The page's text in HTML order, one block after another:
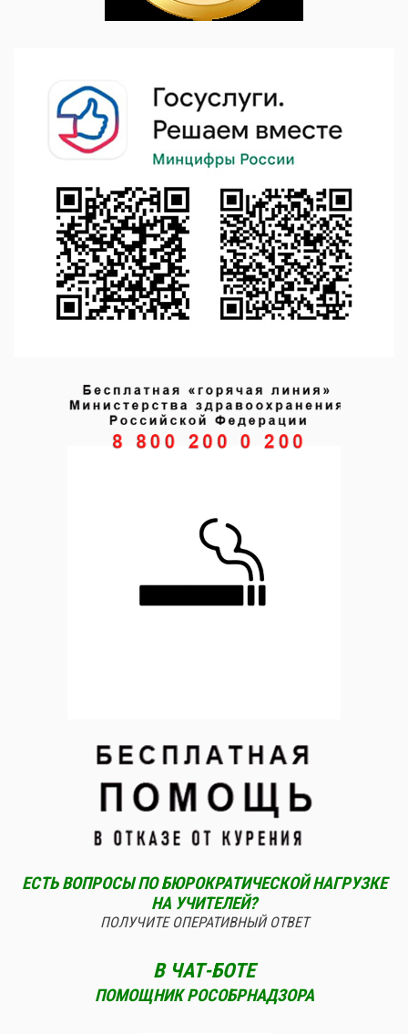
ЕСТЬ ВОПРОСЫ ПО БЮРОКРАТИЧЕСКОЙ НАГРУЗКЕ
НА УЧИТЕЛЕЙ?
ПОЛУЧИТЕ ОПЕРАТИВНЫЙ ОТВЕТ
В ЧАТ-БОТЕ
ПОМОЩНИК РОСОБРНАДЗОРА